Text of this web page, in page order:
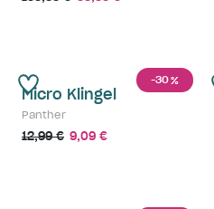
-30%
Micro Klingel
Panther
12,99 € 9,09 €